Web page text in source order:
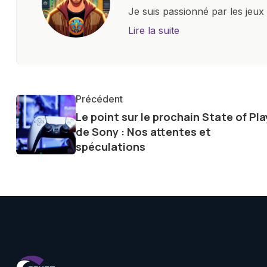
Je suis passionné par les
l'univers numérique m'a
communauté en ligne. Mon
de la technologie me
le futur numérique nous
Lire la suite
Précédent
Le point sur le prochain State of
de Sony : Nos attentes et
spéculations